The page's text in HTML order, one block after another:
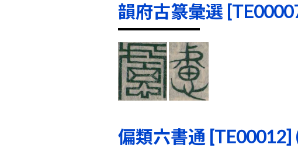
韻府古篆彙選
偏類六書通 [TE00012]